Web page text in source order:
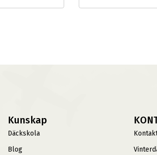
Kunskap
Däckskola
Blog